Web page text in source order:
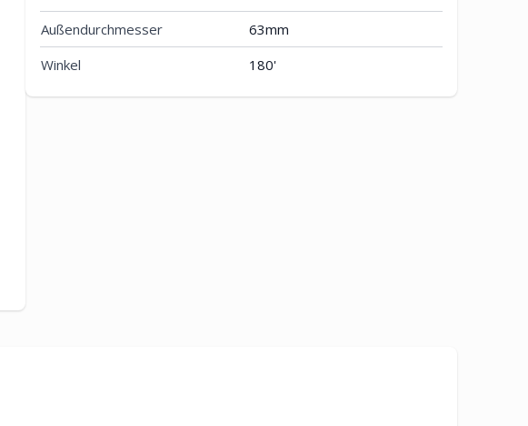
Außendurchmesser
63mm
Winkel
180'